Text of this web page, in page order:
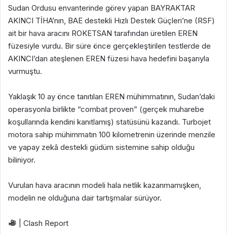
Sudan Ordusu envanterinde görev yapan BAYRAKTAR
AKINCI TİHA’nın, BAE destekli Hızlı Destek Güçleri’ne (RSF)
ait bir hava aracını ROKETSAN tarafından üretilen EREN
füzesiyle vurdu. Bir süre önce gerçekleştirilen testlerde de
AKINCI’dan ateşlenen EREN füzesi hava hedefini başarıyla
vurmuştu.
Yaklaşık 10 ay önce tanıtılan EREN mühimmatının, Sudan’daki
operasyonla birlikte “combat proven” (gerçek muharebe
koşullarında kendini kanıtlamış) statüsünü kazandı. Turbojet
motora sahip mühimmatın 100 kilometrenin üzerinde menzile
ve yapay zekâ destekli güdüm sistemine sahip olduğu
biliniyor.
Vurulan hava aracının modeli hala netlik kazanmamışken,
modelin ne olduğuna dair tartışmalar sürüyor.
| Clash Report